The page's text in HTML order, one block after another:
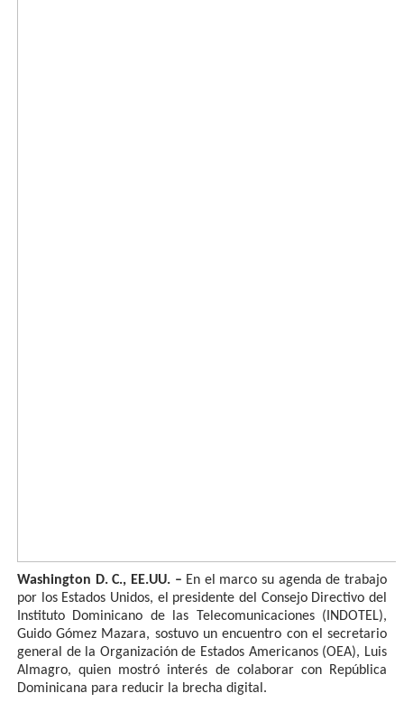
Washington D. C., EE.UU. – En el marco su agenda de trabajo
por los Estados Unidos, el presidente del Consejo Directivo del
Instituto Dominicano de las Telecomunicaciones (INDOTEL),
Guido Gómez Mazara, sostuvo un encuentro con el secretario
general de la Organización de Estados Americanos (OEA), Luis
Almagro, quien mostró interés de colaborar con República
Dominicana para reducir la brecha digital.